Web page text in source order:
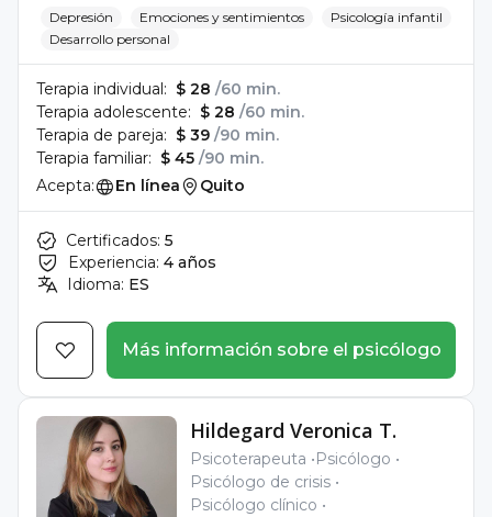
Depresión Emociones y sentimientos
Psicología infantil
Desarrollo personal
Terapia individual: $ 28 /60 min.
Terapia adolescente: $ 28 /60 min.
Terapia de pareja: $ 39 /90 min.
Terapia familiar: $ 45 /90 min.
Acepta:
En línea Quito
Certificados: 5
Experiencia: 4 años
Idioma: ES
Más información sobre el psicólogo
Hildegard Veronica T.
Psicoterapeuta
Psicólogo
Psicólogo de crisis
Psicólogo clínico